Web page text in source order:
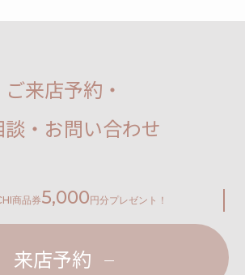
ご来店予約・
談・お問い合わせ
商品券5,000 円分プレゼント！
来店予約